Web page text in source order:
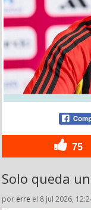
75
Solo queda
por erre el 8 jul 2026,